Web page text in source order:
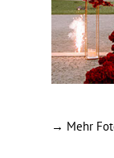
→ Mehr